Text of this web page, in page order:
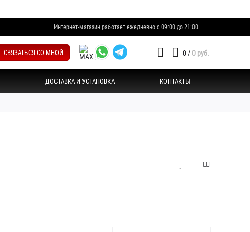
Интернет-магазин работает ежедневно с 09:00 до 21:00
СВЯЗАТЬСЯ СО МНОЙ 0 / 0 руб.
ДОСТАВКА И УСТАНОВКА КОНТАКТЫ